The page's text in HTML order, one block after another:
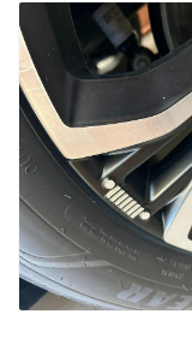
CONTATTA I NOSTRI
PIU' ADATTA ALLE
PERMUTA USATO
ACCETTIAMO IL